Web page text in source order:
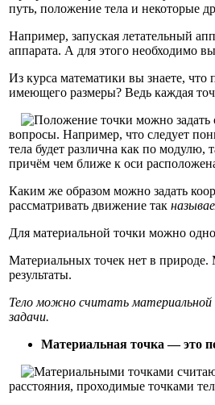
путь, положение тела и некоторые
Например, запуская летательный
аппарата. А для этого необходимо
Из курса математики вы знаете,
имеющего размеры? Ведь каждая
вопросы. Например, что следует
тела будет различна как по
причём чем ближе к оси
Каким же образом можно задать
рассматривать движение так
Для материальной точки можно
Материальных точек нет в природе.
результаты.
Тело можно считать материальной
задачи.
Материальная точка — это
расстояния, проходимые точками